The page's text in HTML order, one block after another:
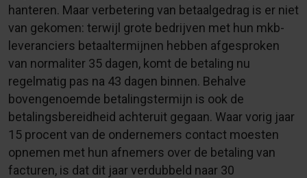
hanteren. Maar verbetering van betaalgedrag is er niet
van gekomen: terwijl grote bedrijven met hun mkb-
leveranciers betaaltermijnen hebben afgesproken
van normaliter 35 dagen, komt de betaling nu
regelmatig pas na 43 dagen binnen. Behalve
bovengenoemde betalingstermijn is ook de
betalingsbereidheid achteruit gegaan. Waar vorig jaar
15 procent van de ondernemers contact moesten
opnemen met hun afnemers over de betaling van
facturen, is dat dit jaar verdubbeld naar 30